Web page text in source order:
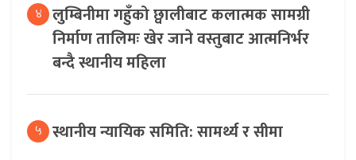
४ लुम्बिनीमा गहुँको छ्वालीबाट कलात्मक सामग्री
निर्माण तालिमः खेर जाने वस्तुबाट आत्मनिर्भर
बन्दै स्थानीय महिला
५ स्थानीय न्यायिक समिति: सामर्थ्य र सीमा